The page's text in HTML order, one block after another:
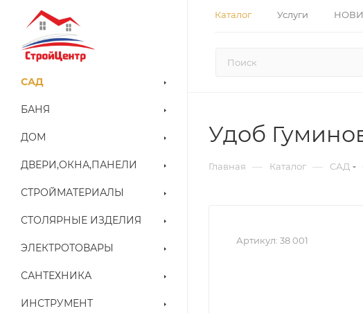
Каталог Услуги
САД
БАНЯ
ДОМ
ДВЕРИ,ОКНА,ПАНЕЛИ
СТРОЙМАТЕРИАЛЫ
СТОЛЯРНЫЕ ИЗДЕЛИЯ
ЭЛЕКТРОТОВАРЫ
САНТЕХНИКА
ИНСТРУМЕНТ
Удоб
Главная — Каталог — САД
Артикул: 38 001